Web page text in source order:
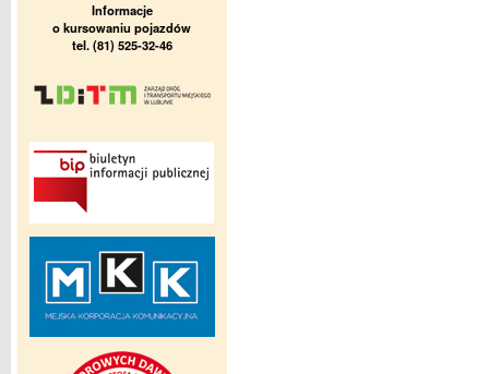
Informacje
o kursowaniu pojazdów
tel. (81) 525-32-46